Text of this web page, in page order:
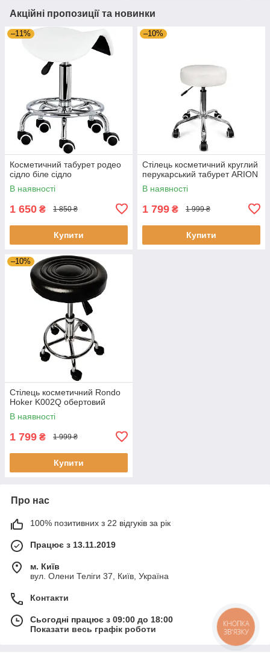
Акційні пропозиції та новинки
–11%
Косметичний табурет родео
сідло біле сідло
В наявності
1 650 ₴ 1 850 ₴
Купити
–10%
Стілець косметичний круглий
перукарський табурет ARION
В наявності
1 799 ₴ 1 999 ₴
Купити
–10%
Стілець косметичний Rondo
Hoker K002Q обертовий
В наявності
1 799 ₴ 1 999 ₴
Купити
Про нас
100% позитивних з 22 відгуків за рік
Працює з 13.11.2019
м. Київ
вул. Олени Теліги 37, Київ, Україна
Контакти
Сьогодні працює з 09:00 до 18:00
Показати весь графік роботи
КНОПКА
ЗВ'ЯЗКУ